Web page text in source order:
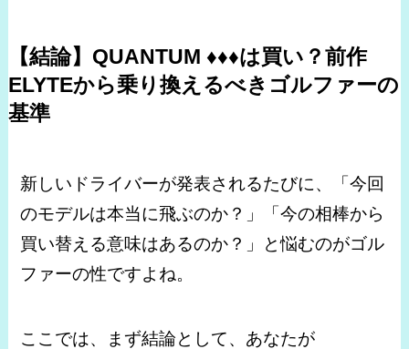
【結論】QUANTUM ♦♦♦は買い？前作
ELYTEから乗り換えるべきゴルファーの
基準
新しいドライバーが発表されるたびに、「今回
のモデルは本当に飛ぶのか？」「今の相棒から
買い替える意味はあるのか？」と悩むのがゴル
ファーの性ですよね。
ここでは、まず結論として、あなたが